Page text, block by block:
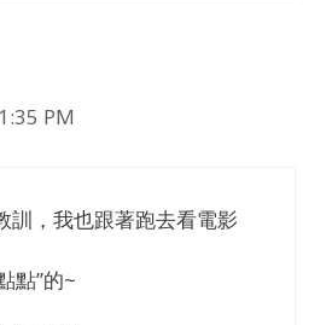
PM
訓，我也跟著跑去看電影
點”的~